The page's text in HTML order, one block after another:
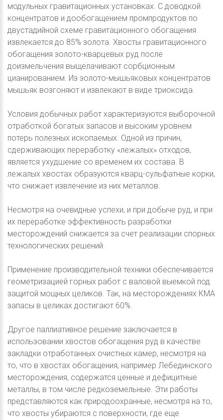
модульных гравитационных установках. С доводкой
концентратов и дообогащением промпродуктов по
двустадийной схеме гравитационного обогащения
извлекается до 85% золота. Хвосты гравитационного
обогащения золото-кварцевых руд после
доизмельчения выщелачивают сорбционным
цианированием. Из золото-мышьяковых концентратов
мышьяк возгоняют и извлекают в виде триоксида.
Условия добычных работ характеризуются выборочной
отработкой богатых запасов и высоким уровнем
потерь полезных ископаемых. Одной из причин,
сдерживающих переработку «лежалых» отходов,
является ухудшение со временем их состава. В
лежалых хвостах образуются кварц-сульфатные корки,
что снижает извлечение из них металлов.
Несмотря на очевидные успехи, и при добыче руд, и при
их переработке эффективность разработки
месторождений снижается за счет реализации спорных
технологических решений.
Применение производительной техники обеспечивается
геометризацией горных работ с валовой выемкой под
защитой мощных целиков. Так, на месторождениях КМА
запасы в целиках достигают 60%.
Другое паллиативное решение заключается в
использовании хвостов обогащения руд в качестве
закладки отработанных очистных камер, несмотря на
то, что в хвостах обогащения, например Лебединского
месторождения, содержатся ценные и дефицитные
металлы, в том числе редкоземельные. Эти работы
представляются как природоохранные, несмотря на то,
что хвосты убираются с поверхности, где еще